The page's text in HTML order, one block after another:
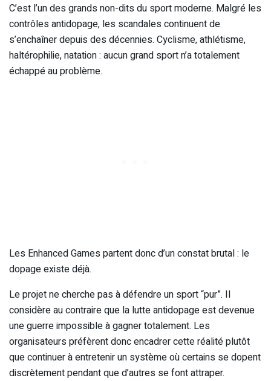
C’est l’un des grands non-dits du sport moderne. Malgré les
contrôles antidopage, les scandales continuent de
s’enchaîner depuis des décennies. Cyclisme, athlétisme,
haltérophilie, natation : aucun grand sport n’a totalement
échappé au problème.
Les Enhanced Games partent donc d’un constat brutal : le
dopage existe déjà.
Le projet ne cherche pas à défendre un sport “pur”. Il
considère au contraire que la lutte antidopage est devenue
une guerre impossible à gagner totalement. Les
organisateurs préfèrent donc encadrer cette réalité plutôt
que continuer à entretenir un système où certains se dopent
discrètement pendant que d’autres se font attraper.